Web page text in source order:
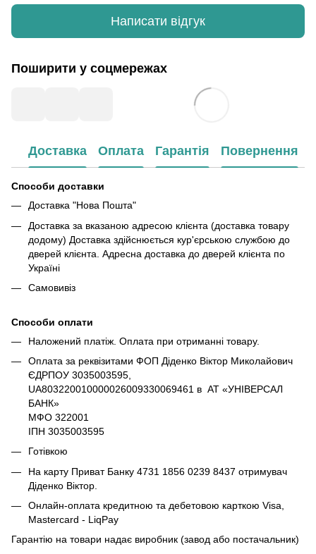
Написати відгук
Поширити у соцмережах
Доставка Оплата Гарантія Повернення
Способи доставки
Доставка "Нова Пошта"
Доставка за вказаною адресою клієнта (доставка товару
додому) Доставка здійснюється кур'єрською службою до
дверей клієнта. Адресна доставка до дверей клієнта по
Україні
Самовивіз
Способи оплати
Наложений платіж. Оплата при отриманні товару.
Оплата за реквізитами ФОП Діденко Віктор Миколайович
ЄДРПОУ 3035003595,
UA803220010000026009330069461 в АТ «УНІВЕРСАЛ
БАНК»
МФО 322001
ІПН 3035003595
Готівкою
На карту Приват Банку 4731 1856 0239 8437 отримувач
Діденко Віктор.
Онлайн-оплата кредитною та дебетовою карткою Visa,
Mastercard - LiqPay
Гарантію на товари надає виробник (завод або постачальник)